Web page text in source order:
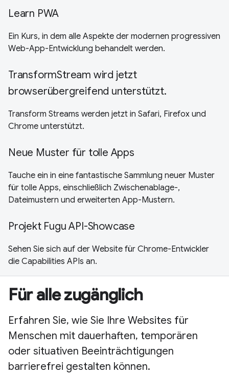
Learn PWA
Ein Kurs, in dem alle Aspekte der modernen progressiven
Web-App-Entwicklung behandelt werden.
TransformStream wird jetzt
browserübergreifend unterstützt.
Transform Streams werden jetzt in Safari, Firefox und
Chrome unterstützt.
Neue Muster für tolle Apps
Tauche ein in eine fantastische Sammlung neuer Muster
für tolle Apps, einschließlich Zwischenablage-,
Dateimustern und erweiterten App-Mustern.
Projekt Fugu API-Showcase
Sehen Sie sich auf der Website für Chrome-Entwickler
die Capabilities APIs an.
Für alle zugänglich
Erfahren Sie, wie Sie Ihre Websites für
Menschen mit dauerhaften, temporären
oder situativen Beeinträchtigungen
barrierefrei gestalten können.